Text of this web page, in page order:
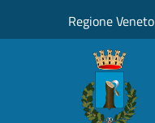
Regione Veneto